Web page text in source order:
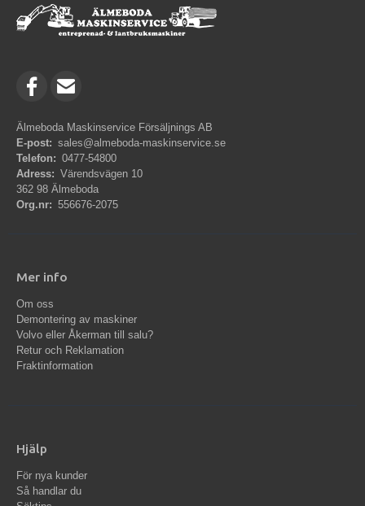
Älmeboda Maskinservice Försäljnings AB
E-post: sales@almeboda-maskinservice.se
Telefon: 0477-54800
Adress: Värendsvägen 10
362 98 Älmeboda
Org.nr: 556676-2075
Mer info
Om oss
Demontering av maskiner
Volvo eller Åkerman till salu?
Retur och Reklamation
Fraktinformation
Hjälp
För nya kunder
Så handlar du